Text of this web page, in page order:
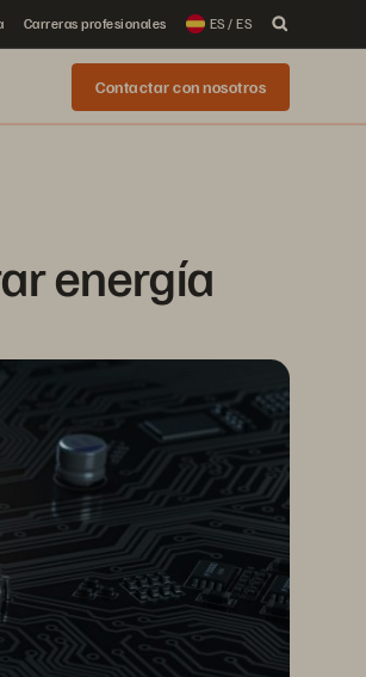
Carreras profesionales ES / ES
Contactar con nosotros
energía